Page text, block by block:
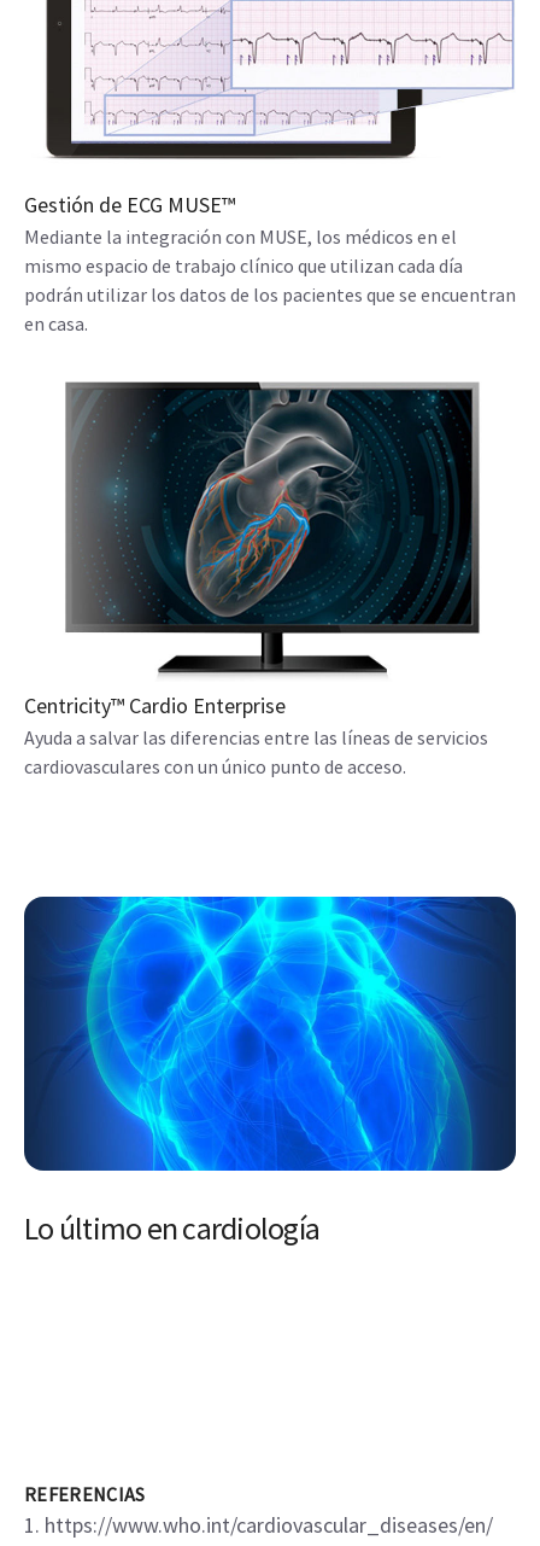
Gestión de ECG MUSE™
Mediante la integración con MUSE, los médicos en el
mismo espacio de trabajo clínico que utilizan cada día
podrán utilizar los datos de los pacientes que se encuentran
en casa.
Centricity™ Cardio Enterprise
Ayuda a salvar las diferencias entre las líneas de servicios
cardiovasculares con un único punto de acceso.
Lo último en cardiología
REFERENCIAS
1. https://www.who.int/cardiovascular_diseases/en/